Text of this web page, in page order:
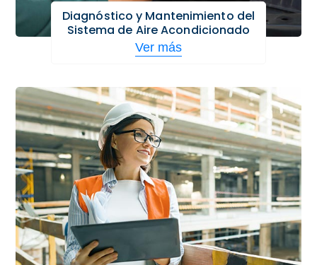
Diagnóstico y Mantenimiento del
Sistema de Aire Acondicionado
Ver más